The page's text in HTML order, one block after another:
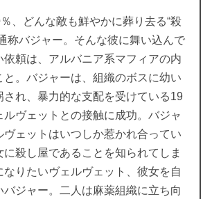
、どんな敵も鮮やかに葬り去る“殺
称バジャー。そんな彼に舞い込んで
依頼は、アルバニア系マフィアの内
と。バジャーは、組織のボスに幼い
され、暴力的な支配を受けている19
ルヴェットとの接触に成功。バジャ
ヴェットはいつしか惹かれ合ってい
に殺し屋であることを知られてしま
なりたいヴェルヴェット、彼女を自
バジャー。二人は麻薬組織に立ち向